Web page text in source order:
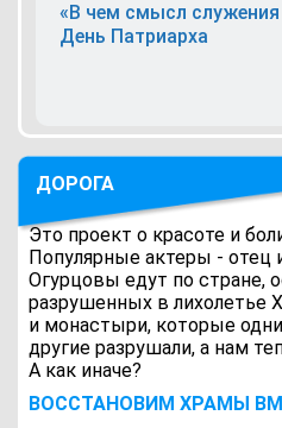
«В чем смысл
День Патриарха
ДОРОГА
Это проект о красоте и
Популярные актеры - отец
Огурцовы едут по стране,
разрушенных в лихолетье
и монастыри, которые
другие разрушали, а нам
А как иначе?
ВОCСТАНОВИМ ХРАМЫ